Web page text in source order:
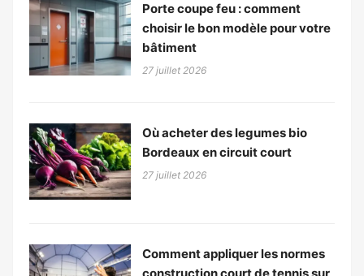
Porte coupe feu : comment
choisir le bon modèle pour votre
bâtiment
27 juillet 2026
Où acheter des legumes bio
Bordeaux en circuit court
27 juillet 2026
Comment appliquer les normes